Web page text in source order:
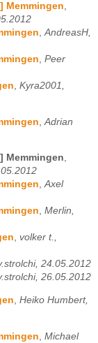
Memmingen,
,AndreasH,
, Peer
, Kyra2001,
Adrian
Memmingen,
,Axel
, Merlin,
, volker t.,
24.05.2012
26.05.2012
Heiko Humbert,
Michael